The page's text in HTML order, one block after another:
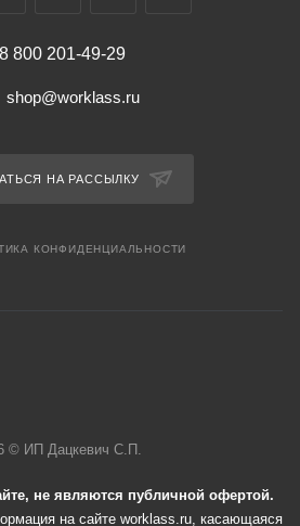
8 800 201-49-29
shop@worklass.ru
НА РАССЫЛКУ
КОНФИДЕНЦИАЛЬНОСТИ
© ИП Дацкевич С.П.
не являются публичной офертой.
на сайте worklass.ru, касающаяся